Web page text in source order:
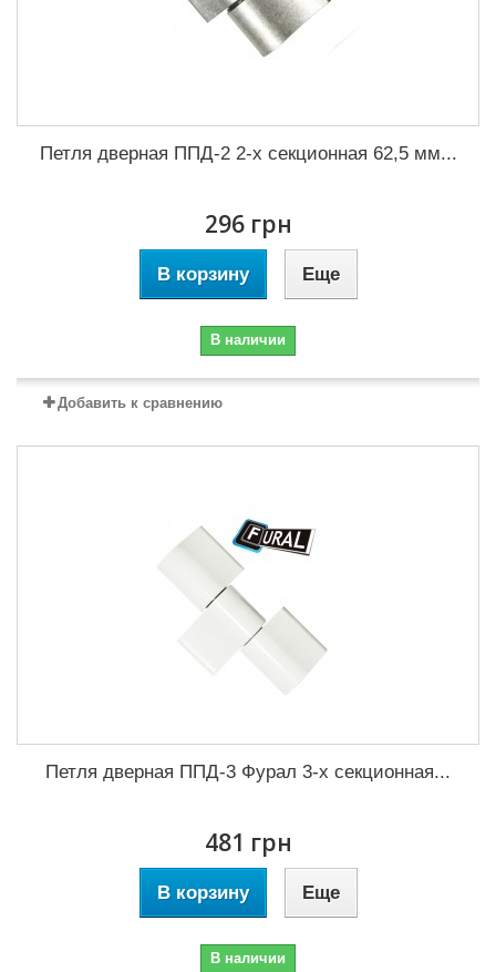
Петля дверная ППД-2 2-х секционная 62,5 мм...
296 грн
В корзину Еще
В наличии
Добавить к сравнению
Петля дверная ППД-3 Фурал 3-х секционная...
481 грн
В корзину Еще
В наличии